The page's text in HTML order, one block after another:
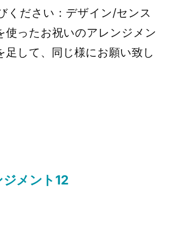
ください：デザイン/センス
使ったお祝いのアレンジメン
足して、同じ様にお願い致し
メント12